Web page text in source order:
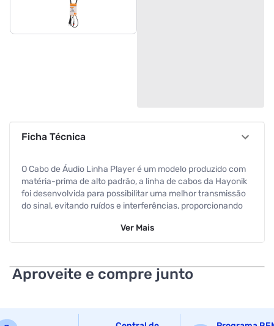
Ficha Técnica
O Cabo de Áudio Linha Player é um modelo produzido com
matéria-prima de alto padrão, a linha de cabos da Hayonik
foi desenvolvida para possibilitar uma melhor transmissão
do sinal, evitando ruídos e interferências, proporcionando
Tipo P2
Ver Mais
Aproveite e compre junto